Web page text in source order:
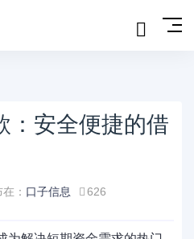
：安全便捷的借
： 口子信息 626